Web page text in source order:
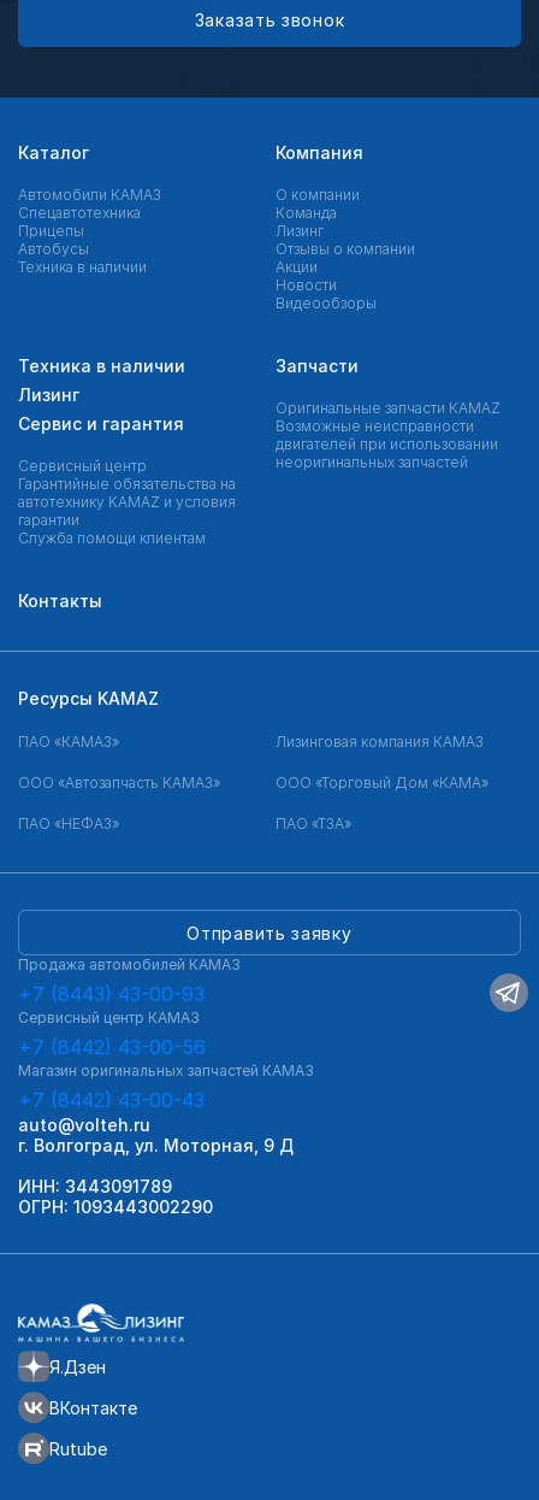
Заказать звонок
Каталог
Автомобили КАМАЗ
Спецавтотехника
Прицепы
Автобусы
Техника в наличии
Компания
О компании
Команда
Лизинг
Отзывы о компании
Акции
Новости
Видеообзоры
Техника в наличии
Лизинг
Сервис и гарантия
Сервисный центр
Гарантийные обязательства на
автотехнику KAMAZ и условия
гарантии
Служба помощи клиентам
Запчасти
Оригинальные запчасти КAMAZ
Возможные неисправности
двигателей при использовании
неоригинальных запчастей
Контакты
Я.Дзен
ВКонтакте
Rutube
Отправить заявку
Продажа автомобилей КАМАЗ
+7 (8443) 43-00-93
Сервисный центр КАМАЗ
+7 (8442) 43-00-56
Магазин оригинальных запчастей КАМАЗ
+7 (8442) 43-00-43
auto@volteh.ru
г. Волгоград, ул. Моторная, 9 Д
ИНН: 3443091789
ОГРН: 1093443002290
Ресурсы KAMAZ
ПАО «КАМАЗ» Лизинговая компания КАМАЗ
ООО «Автозапчасть КАМАЗ» ООО «Торговый Дом «КАМА»
ПАО «НЕФАЗ» ПАО «ТЗА»